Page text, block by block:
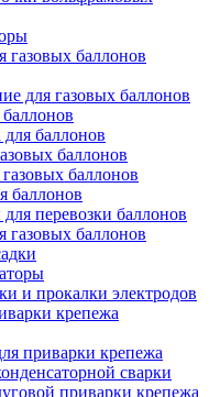
газовых баллонов
для газовых баллонов
баллонов
баллонов
баллонов
баллонов
перевозки баллонов
газовых баллонов
и прокалки электродов
крепежа
приварки крепежа
сварки
приварки крепежа